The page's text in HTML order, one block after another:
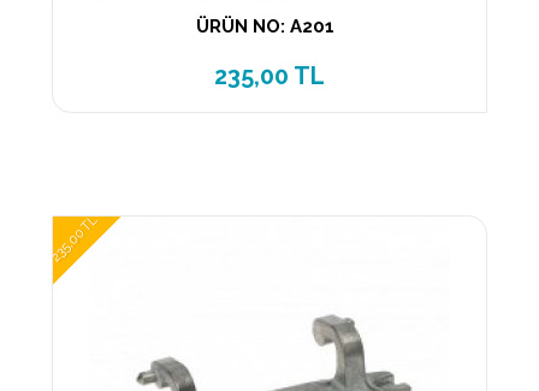
ÜRÜN NO: A201
235,00 TL
235,00 TL